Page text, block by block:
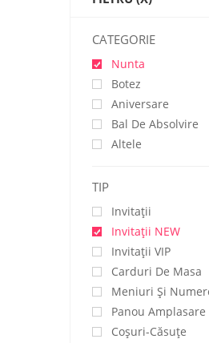
CATEGORIE
Nunta
Botez
Aniversare
Bal De Absolvire
Altele
TIP
Invitații
Invitaţii NEW
Invitaţii VIP
Carduri De Masa
Meniuri Și
Panou
Coșuri-Căsuțe